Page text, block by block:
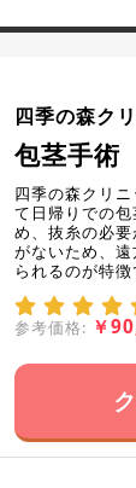
四季の森ク
包茎手術
四季の森クリ
て日帰りでの
め、抜糸の必
がないため、
られるのが特徴
参考価格: ￥